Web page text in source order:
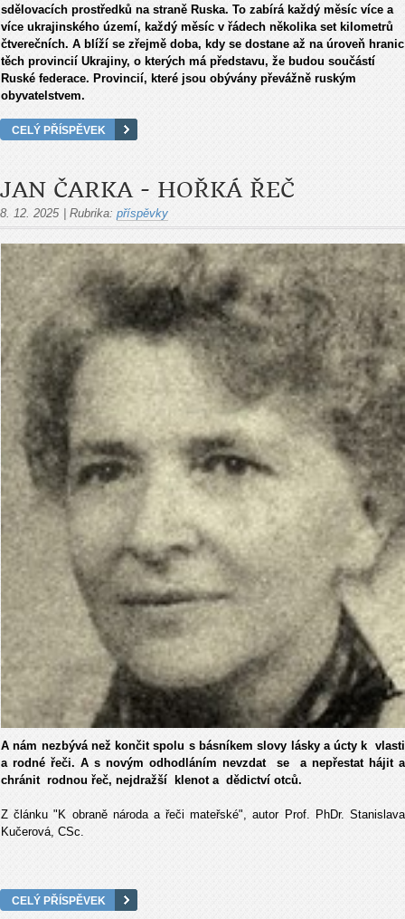
sdělovacích prostředků na straně Ruska. To zabírá každý měsíc více a
více ukrajinského území, každý měsíc v řádech několika set kilometrů
čtverečních. A blíží se zřejmě doba, kdy se dostane až na úroveň hranic
těch provincií Ukrajiny, o kterých má představu, že budou součástí
Ruské federace. Provincií, které jsou obývány převážně ruským
obyvatelstvem.
CELÝ PŘÍSPĚVEK
JAN ČARKA - HOŘKÁ ŘEČ
8. 12. 2025 | Rubrika: příspěvky
A nám nezbývá než končit spolu s básníkem slovy lásky a úcty k vlasti
a rodné řeči. A s novým odhodláním nevzdat se a nepřestat hájit a
chránit rodnou řeč, nejdražší klenot a dědictví otců.
Z článku "K obraně národa a řeči mateřské", autor Prof. PhDr. Stanislava
Kučerová, CSc.
CELÝ PŘÍSPĚVEK